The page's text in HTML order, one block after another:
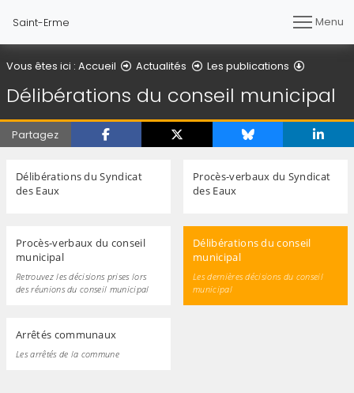
Saint-Erme Menu
Vous êtes ici : Accueil Actualités Les publications
Délibérations du conseil municipal
Partagez
Délibérations du Syndicat
des Eaux
Procès-verbaux du Syndicat
des Eaux
Procès-verbaux du conseil
municipal
Retrouvez les décisions prises lors
des réunions du conseil municipal
Délibérations du conseil
municipal
Les dernières décisions du conseil
municipal
Arrêtés communaux
Les arrêtés de la commune